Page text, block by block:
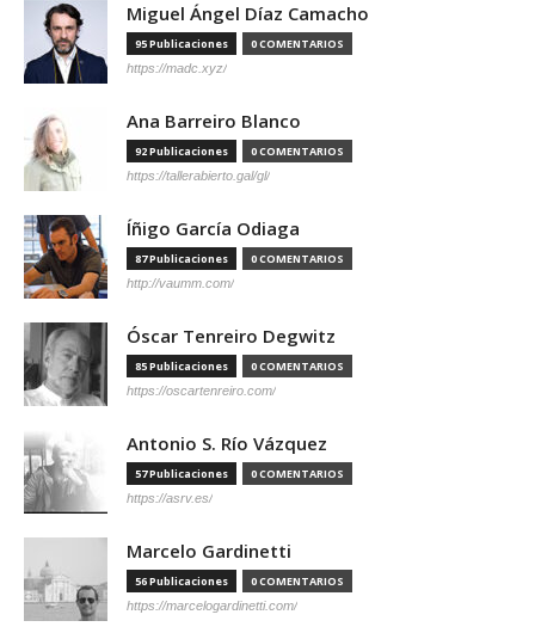
Miguel Ángel Díaz Camacho
95 Publicaciones 0 COMENTARIOS
https://madc.xyz/
Ana Barreiro Blanco
92 Publicaciones 0 COMENTARIOS
https://tallerabierto.gal/gl/
Íñigo García Odiaga
87 Publicaciones 0 COMENTARIOS
http://vaumm.com/
Óscar Tenreiro Degwitz
85 Publicaciones 0 COMENTARIOS
https://oscartenreiro.com/
Antonio S. Río Vázquez
57 Publicaciones 0 COMENTARIOS
https://asrv.es/
Marcelo Gardinetti
56 Publicaciones 0 COMENTARIOS
https://marcelogardinetti.com/